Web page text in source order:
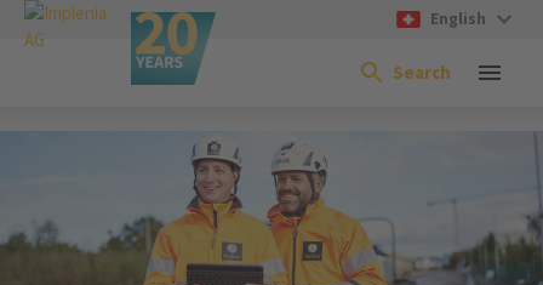
English
Search